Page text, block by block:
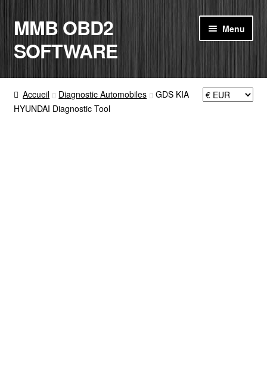
Aller
à
la
Aller
au
contenu
MMB OBD2
SOFTWARE
Menu
ACCUEIL
BOUTIQUE
Accueil Diagnostic Automobiles
GDS KIA
HYUNDAI Diagnostic Tool